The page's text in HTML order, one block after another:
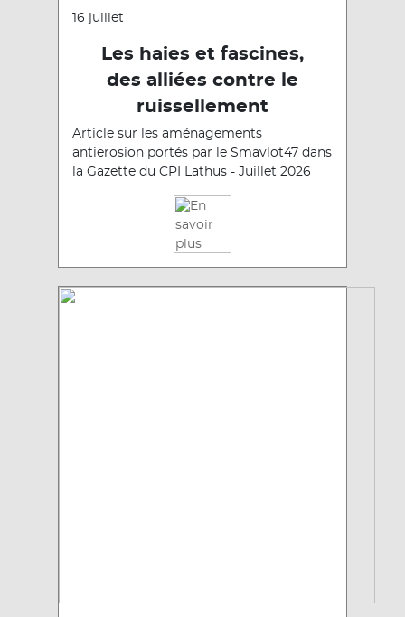
16 juillet
Les haies et fascines,
des alliées contre le
ruissellement
Article sur les aménagements
antierosion portés par le Smavlot47 dans
la Gazette du CPI Lathus - Juillet 2026